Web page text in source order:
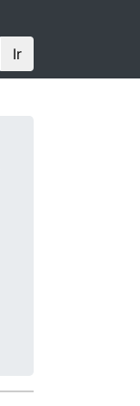
Ir